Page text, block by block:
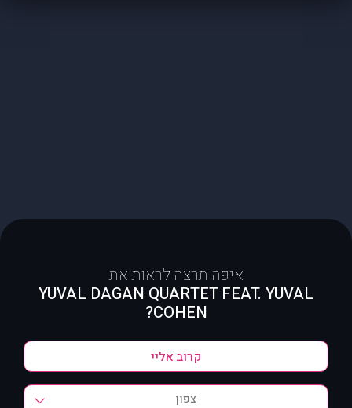
איפה תרצה לראות את
YUVAL DAGAN QUARTET FEAT. YUVAL
COHEN?
צפון